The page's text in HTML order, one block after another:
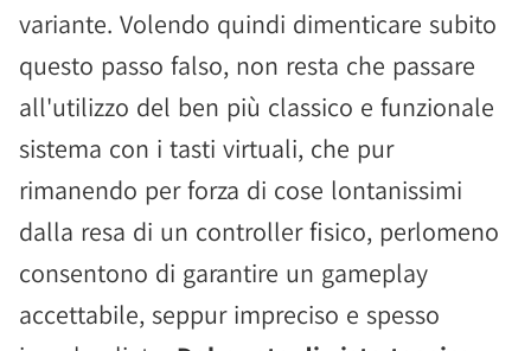
variante. Volendo quindi dimenticare subito
questo passo falso, non resta che passare
all'utilizzo del ben più classico e funzionale
sistema con i tasti virtuali, che pur
rimanendo per forza di cose lontanissimi
dalla resa di un controller fisico, perlomeno
consentono di garantire un gameplay
accettabile, seppur impreciso e spesso